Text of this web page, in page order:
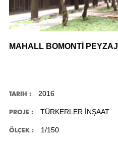
MAHALL BOMONTİ PEYZAJ
TARIH : 2016
PROJE : TÜRKERLER İNŞAAT
ÖLÇEK : 1/150